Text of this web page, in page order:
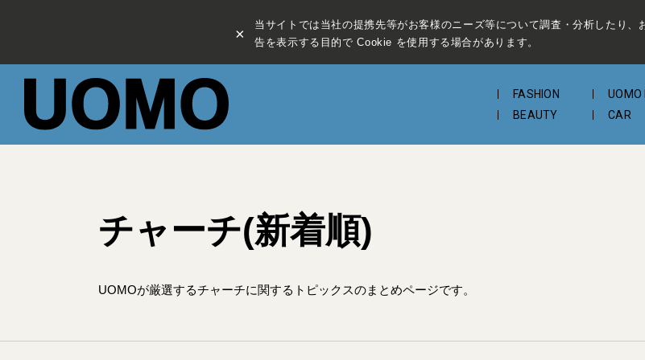
×
当サイトでは当社の提携先等がお客様のニーズ等について調査・分析したり、
告を表示する目的で Cookie を使用する場合があります。
FASHION UOMO
BEAUTY
CAR
チャーチ(新着順)
UOMOが厳選するチャーチに関するトピックスのまとめページです。